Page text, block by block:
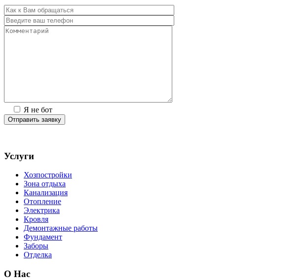
Я не бот
Услуги
Хозпостройки
Зона отдыха
Канализация
Отопление
Электрика
Кровля
Демонтажные работы
Фундамент
Заборы
Отделка
О Нас